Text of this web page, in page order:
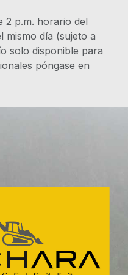
IVA
2 p.m. horario del
mismo día (sujeto a
solo disponible para
póngase en